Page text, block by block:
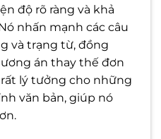
độ rõ ràng và khả
nhấn mạnh các câu
và trạng từ, đồng
án thay thế đơn
lý tưởng cho những
văn bản, giúp nó